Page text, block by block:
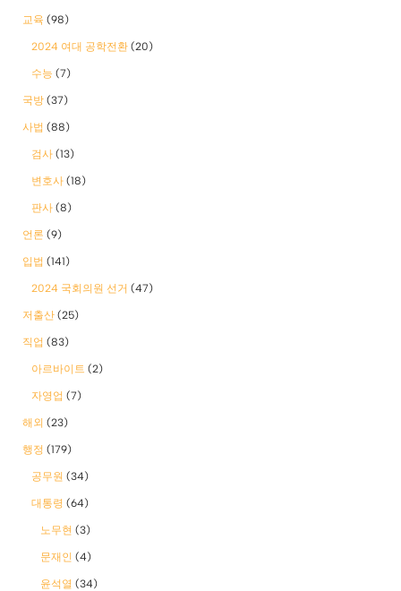
교육 (98)
2024 여대 공학전환 (20)
수능 (7)
국방 (37)
사법 (88)
검사 (13)
변호사 (18)
판사 (8)
언론 (9)
입법 (141)
2024 국회의원 선거 (47)
저출산 (25)
직업 (83)
아르바이트 (2)
자영업 (7)
해외 (23)
행정 (179)
공무원 (34)
대통령 (64)
노무현 (3)
문재인 (4)
윤석열 (34)